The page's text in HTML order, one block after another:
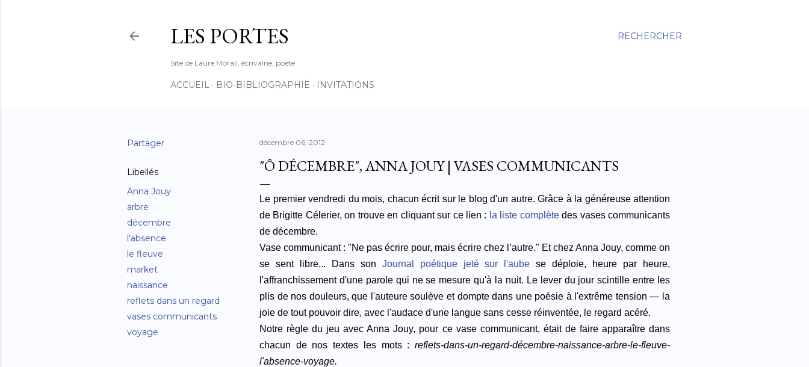
RECHERCHER
LES PORTES
Site de Laure Morali, écrivaine, poète
ACCUEIL BIO-BIBLIOGRAPHIE INVITATIONS
Partager
Libellés
Anna Jouy
arbre
décembre
l'absence
le fleuve
market
naissance
reflets dans un regard
vases communicants
voyage
décembre 06, 2012
"Ô DÉCEMBRE", ANNA JOUY | VASES COMMUNICANTS
Le premier vendredi du mois, chacun écrit sur le blog d'un autre. Grâce à la généreuse attention
de Brigitte Célerier, on trouve en cliquant sur ce lien : la liste complètedes vases communicants
de décembre.
Vase communicant : "Ne pas écrire pour, mais écrire chez l’autre." Et chez Anna Jouy, comme on
se sent libre... Dans son Journal poétique jeté sur l'aube se déploie, heure par heure,
l'affranchissement d'une parole qui ne se mesure qu'à la nuit. Le lever du jour scintille entre les
plis de nos douleurs, que l'auteure soulève et dompte dans une poésie à l'extrême tension — l a
joie de tout pouvoir dire, avec l'audace d'une langue sans cesse réinventée, le regard acéré.
Notre règle du jeu avec Anna Jouy, pour ce vase communicant, était de faire apparaître dans
chacun de nos textes les mots : reflets-dans-un-regard-décembre-naissance-arbre-le-fleuve-
l'absence-voyage.